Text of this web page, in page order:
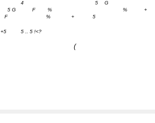
4 5
G
5 G F % %
+
F % +
5
+5 5 .. 5 !<?
(